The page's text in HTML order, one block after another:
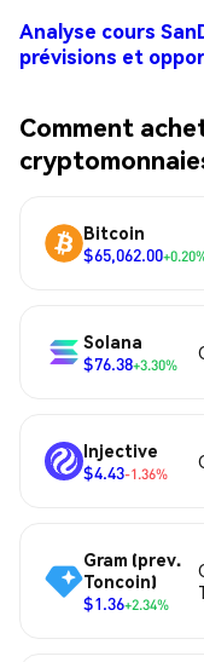
Analyse cours
prévisions et
Comment
Bitcoin
$65,062.00
Solana
$76.38+3.30%
Injective
$4.43-1.36%
Gram (prev.
Toncoin)
$1.36+2.34%